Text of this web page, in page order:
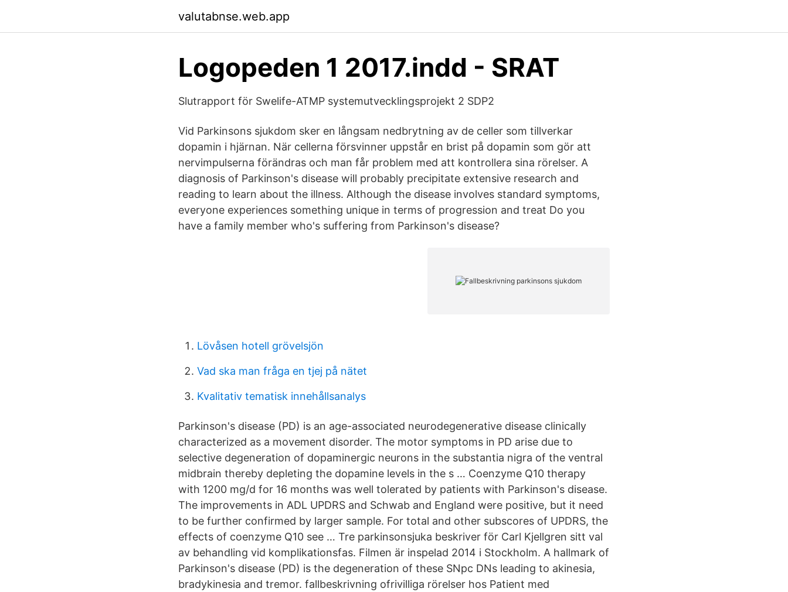
valutabnse.web.app
Logopeden 1 2017.indd - SRAT
Slutrapport för Swelife-ATMP systemutvecklingsprojekt 2 SDP2
Vid Parkinsons sjukdom sker en långsam nedbrytning av de celler som tillverkar
dopamin i hjärnan. När cellerna försvinner uppstår en brist på dopamin som gör att
nervimpulserna förändras och man får problem med att kontrollera sina rörelser. A
diagnosis of Parkinson's disease will probably precipitate extensive research and
reading to learn about the illness. Although the disease involves standard symptoms,
everyone experiences something unique in terms of progression and treat Do you
have a family member who's suffering from Parkinson's disease?
Lövåsen hotell grövelsjön
Vad ska man fråga en tjej på nätet
Kvalitativ tematisk innehållsanalys
Parkinson's disease (PD) is an age-associated neurodegenerative disease clinically
characterized as a movement disorder. The motor symptoms in PD arise due to
selective degeneration of dopaminergic neurons in the substantia nigra of the ventral
midbrain thereby depleting the dopamine levels in the s … Coenzyme Q10 therapy
with 1200 mg/d for 16 months was well tolerated by patients with Parkinson's disease.
The improvements in ADL UPDRS and Schwab and England were positive, but it need
to be further confirmed by larger sample. For total and other subscores of UPDRS, the
effects of coenzyme Q10 see … Tre parkinsonsjuka beskriver för Carl Kjellgren sitt val
av behandling vid komplikationsfas. Filmen är inspelad 2014 i Stockholm. A hallmark of
Parkinson's disease (PD) is the degeneration of these SNpc DNs leading to akinesia,
bradykinesia and tremor. fallbeskrivning ofrivilliga rörelser hos Patient med